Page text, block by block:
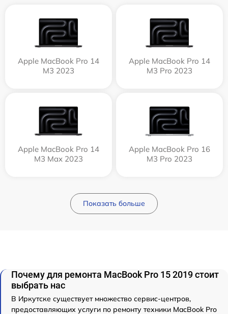
Apple MacBook Pro 14
M3 2023
Apple MacBook Pro 14
M3 Pro 2023
Apple MacBook Pro 14
M3 Max 2023
Apple MacBook Pro 16
M3 Pro 2023
Показать больше
Почему для ремонта MacBook Pro 15 2019 стоит
выбрать нас
В Иркутске существует множество сервис-центров,
предоставляющих услуги по ремонту техники MacBook Pro